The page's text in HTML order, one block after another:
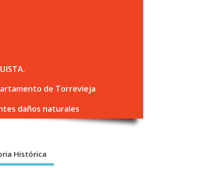
de Torrevieja
daños naturales
Histórica